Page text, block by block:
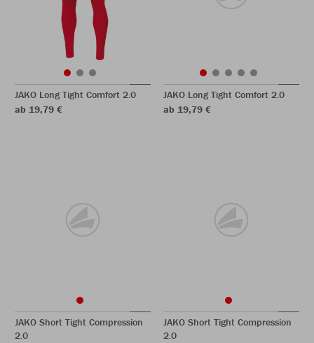
JAKO Long Tight Comfort 2.0
ab 19,79 €
JAKO Long Tight Comfort 2.0
ab 19,79 €
JAKO Short Tight Compression
2.0
JAKO Short Tight Compression
2.0